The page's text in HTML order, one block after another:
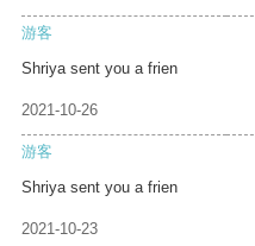
游客
Shriya sent you a frien
2021-10-26
游客
Shriya sent you a frien
2021-10-23